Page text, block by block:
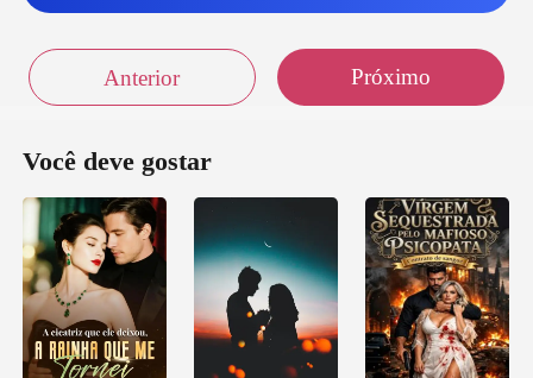
Anterior Próximo
Você deve gostar